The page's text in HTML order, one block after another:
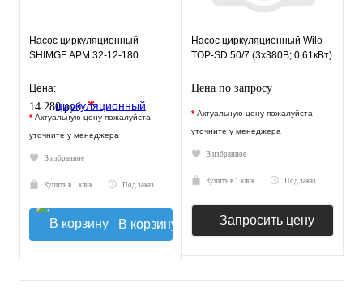
Насос циркуляционный
SHIMGE APM 32-12-180
Цена:
14 280 руб.*
* Актуальную цену пожалуйста
уточните у менеджера
В избранное
Купить в 1 клик Под заказ
В корзину
Насос циркуляционный Wilo
TOP-SD 50/7 (3х380В; 0,61кВт)
Цена по запросу
* Актуальную цену пожалуйста
уточните у менеджера
В избранное
Купить в 1 клик Под заказ
Запросить цену